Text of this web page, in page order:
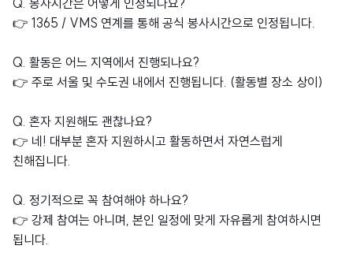
Q. 봉사시간은 어떻게 인정되나요?
👉 1365 / VMS 연계를 통해 공식 봉사시간으로 인정됩니다.
Q. 활동은 어느 지역에서 진행되나요?
👉 주로 서울 및 수도권 내에서 진행됩니다. (활동별 장소 상이)
Q. 혼자 지원해도 괜찮나요?
👉 네! 대부분 혼자 지원하시고 활동하면서 자연스럽게
친해집니다.
Q. 정기적으로 꼭 참여해야 하나요?
👉 강제 참여는 아니며, 본인 일정에 맞게 자유롭게 참여하시면
됩니다.